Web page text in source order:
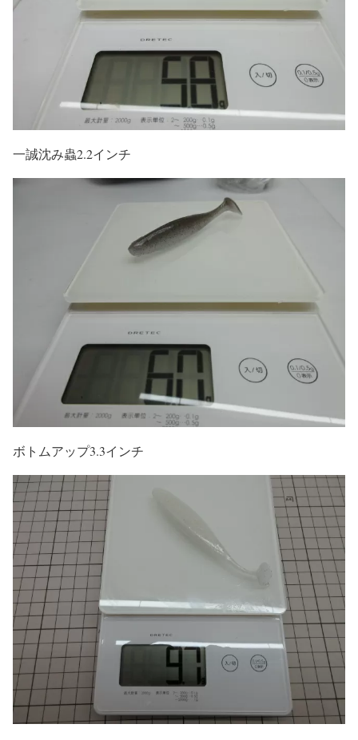
一誠沈み蟲2.2インチ
ボトムアップ3.3インチ